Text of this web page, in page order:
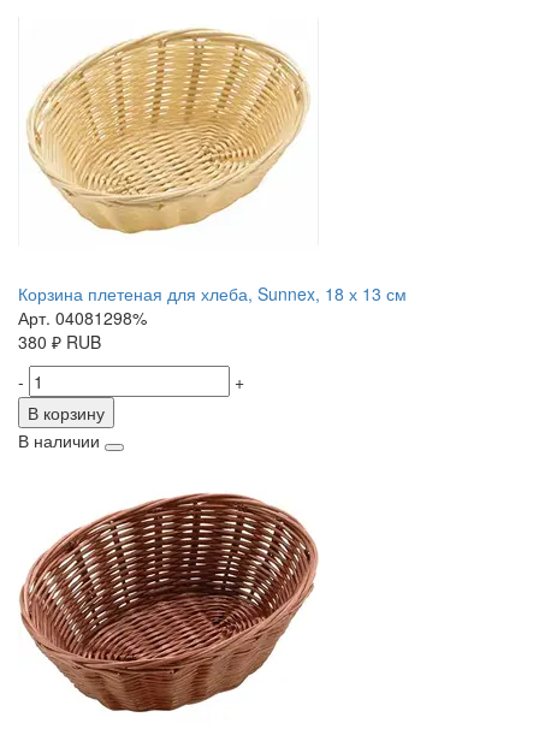
Корзина плетеная для хлеба, Sunnex, 18 х 13 см
Арт. 04081298%
380 ₽ RUB
-
+
В корзину
В наличии